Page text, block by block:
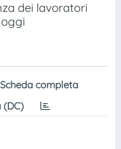
dei lavoratori
Scheda completa
(DC)